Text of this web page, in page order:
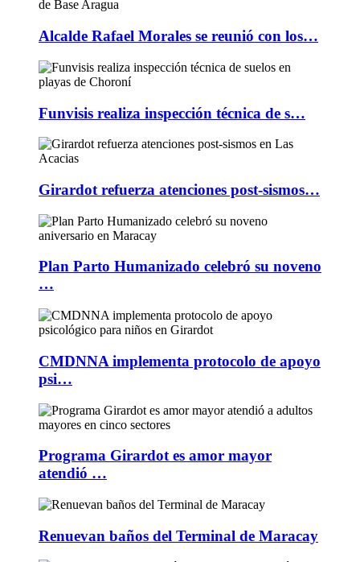
Alcalde Rafael Morales se reunió con los…
Funvisis realiza inspección técnica de s…
Girardot refuerza atenciones post-sismos…
Plan Parto Humanizado celebró su noveno
…
CMDNNA implementa protocolo de apoyo
psi…
Programa Girardot es amor mayor
atendió …
Renuevan baños del Terminal de Maracay